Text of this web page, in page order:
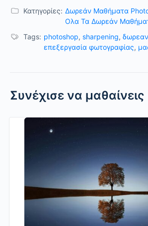
Κατηγορίες: Δωρεάν Μαθήματα
Ολα Τα Δωρεάν
Tags: photoshop, sharpening, δωρεαν
επεξεργασία φωτογραφίας,
Συνέχισε να μαθαίνεις